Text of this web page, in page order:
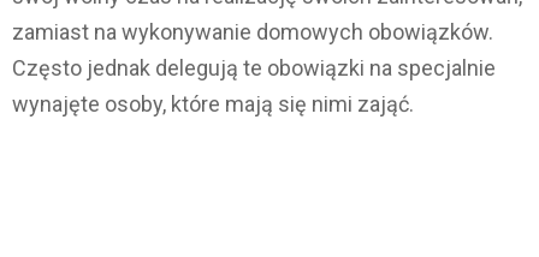
zamiast na wykonywanie domowych obowiązków.
Często jednak delegują te obowiązki na specjalnie
wynajęte osoby, które mają się nimi zająć.